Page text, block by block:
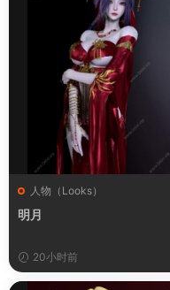
人物（Looks）
明月
20小时前